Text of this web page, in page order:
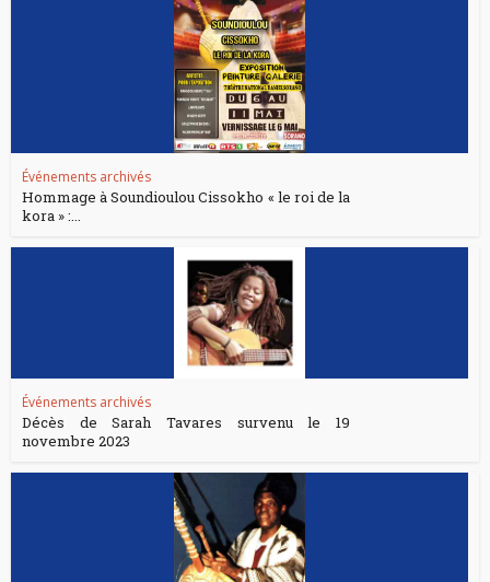
Événements archivés
Hommage à Soundioulou Cissokho « le roi de la
kora » :...
Événements archivés
Décès de Sarah Tavares survenu le 19
novembre 2023